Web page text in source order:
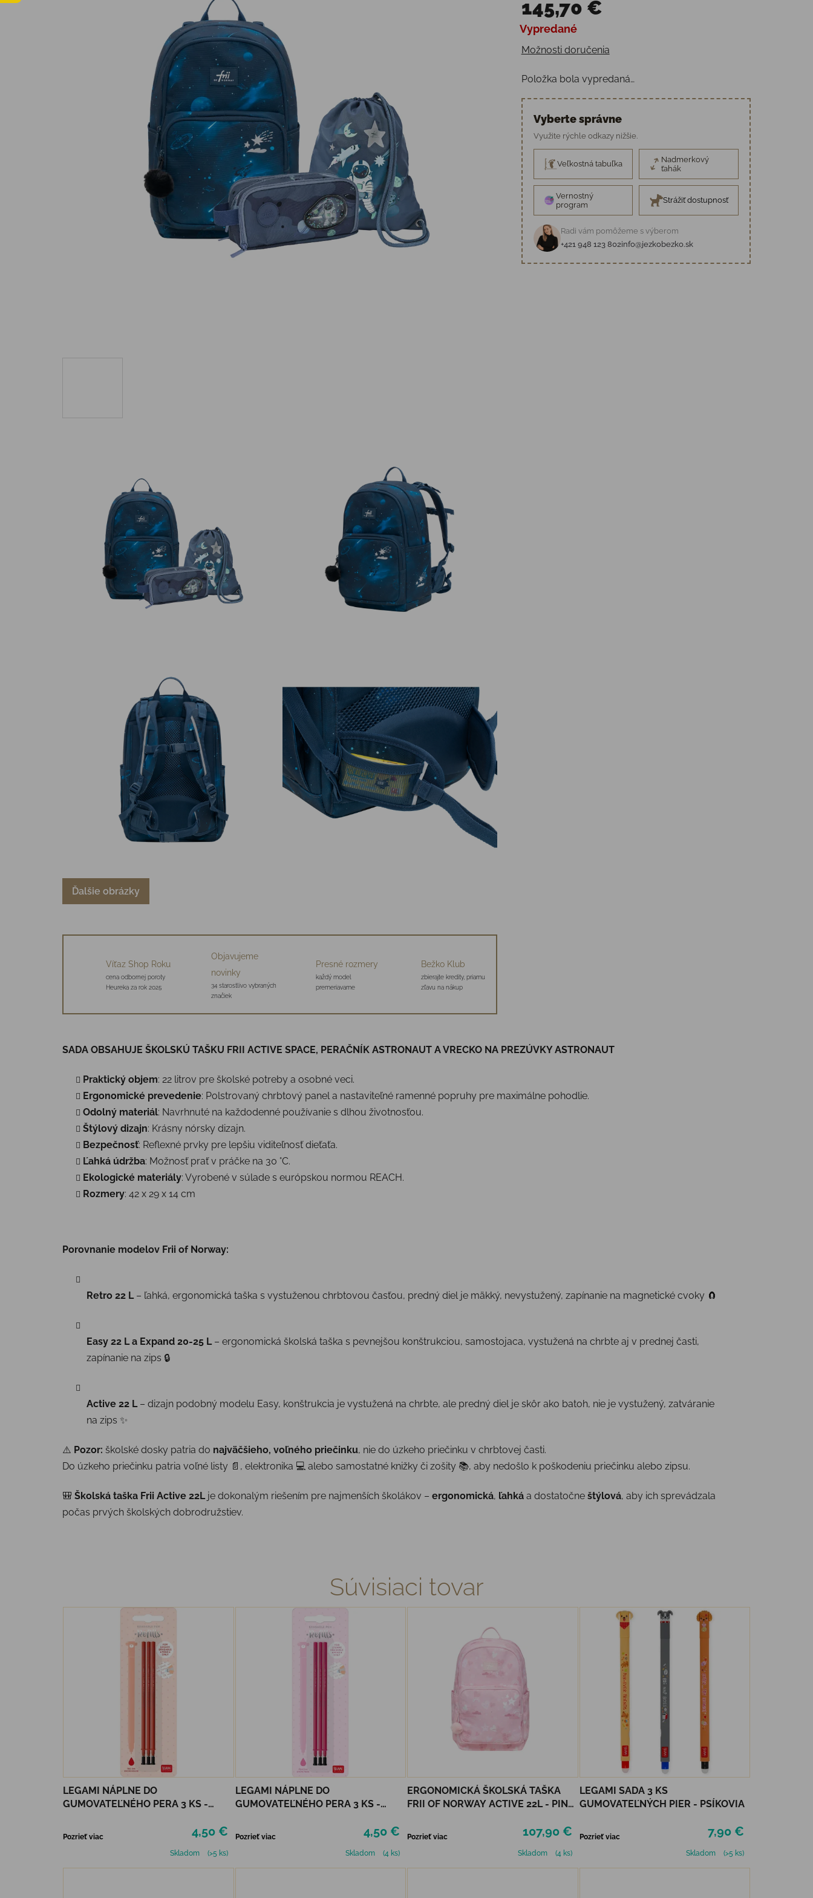
145,70 €
Jednotková cena:
Vypredané
Možnosti doručenia
Položka bola vypredaná…
Vyberte správne
Využite rýchle odkazy nižšie.
Veľkostná tabuľka
Nadmerkový
ťahák
Vernostný
program
Strážiť dostupnosť
Radi vám pomôžeme s výberom
+421 948 123 802info@jezkobezko.sk
Ďalšie obrázky
Víťaz Shop Roku
cena odbornej poroty
Heureka za rok 2025
Objavujeme
novinky
34 starostlivo vybraných
značiek
Presné rozmery
každý model
premeriavame
Bežko Klub
zbierajte kredity, priamu
zľavu na nákup
SADA OBSAHUJE ŠKOLSKÚ TAŠKU FRII ACTIVE SPACE, PERAČNÍK ASTRONAUT A VRECKO NA PREZÚVKY ASTRONAUT
Praktický objem: 22 litrov pre školské potreby a osobné veci.
Ergonomické prevedenie: Polstrovaný chrbtový panel a nastaviteľné ramenné popruhy pre maximálne pohodlie.
Odolný materiál: Navrhnuté na každodenné používanie s dlhou životnosťou.
Štýlový dizajn: Krásny nórsky dizajn.
Bezpečnosť: Reflexné prvky pre lepšiu viditeľnosť dieťaťa.
Ľahká údržba: Možnosť prať v práčke na 30 °C.
Ekologické materiály: Vyrobené v súlade s európskou normou REACH.
Rozmery: 42 x 29 x 14 cm
Porovnanie modelov Frii of Norway:
Retro 22 L– ľahká, ergonomická taška s vystuženou chrbtovou časťou, predný diel je mäkký, nevystužený, zapínanie na magnetické cvoky 🧲
Easy 22 L a Expand 20-25 L– ergonomická školská taška s pevnejšou konštrukciou, samostojaca, vystužená na chrbte aj v prednej časti,
zapínanie na zips 🔒
Active 22 L– dizajn podobný modelu Easy, konštrukcia je vystužená na chrbte, ale predný diel je skôr ako batoh, nie je vystužený, zatváranie
na zips ✨
⚠️ Pozor: školské dosky patria do najväčšieho, voľného priečinku, nie do úzkeho priečinku v chrbtovej časti.
Do úzkeho priečinku patria voľné listy 📄, elektronika 💻 alebo samostatné knižky či zošity 📚, aby nedošlo k poškodeniu priečinku alebo zipsu.
🎒 Školská taška Frii Active 22Lje dokonalým riešením pre najmenších školákov – ergonomická, ľahká a dostatočne štýlová, aby ich sprevádzala
počas prvých školských dobrodružstiev.
Súvisiaci tovar
LEGAMI NÁPLNE DO
GUMOVATEĽNÉHO PERA 3 KS -
4,50 €
Pozrieť viac
Skladom
(>5 ks)
LEGAMI NÁPLNE DO
GUMOVATEĽNÉHO PERA 3 KS -
4,50 €
Pozrieť viac
Skladom
(4 ks)
ERGONOMICKÁ ŠKOLSKÁ TAŠKA
FRII OF NORWAY ACTIVE 22L - PINK
107,90 €
Pozrieť viac
Skladom
(4 ks)
LEGAMI SADA 3 KS
GUMOVATEĽNÝCH PIER - PSÍKOVIA
7,90 €
Pozrieť viac
Skladom
(>5 ks)